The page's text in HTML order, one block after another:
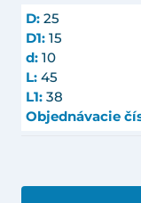
D: 25
D1: 15
d: 10
L: 45
L1: 38
Objednávacie